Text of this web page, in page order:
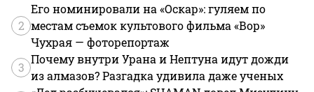
2
Его номинировали на «Оскар»: гуляем по
местам съемок культового фильма «Вор»
Чухрая — фоторепортаж
3
Почему внутри Урана и Нептуна идут дожди
из алмазов? Разгадка удивила даже ученых